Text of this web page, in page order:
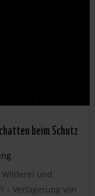
beim Schutz
und
– Verlagerung von